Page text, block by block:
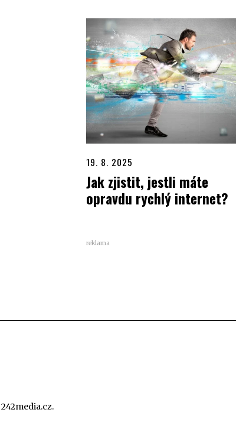
19. 8. 2025
Jak zjistit, jestli máte
opravdu rychlý internet?
reklama
242media.cz.